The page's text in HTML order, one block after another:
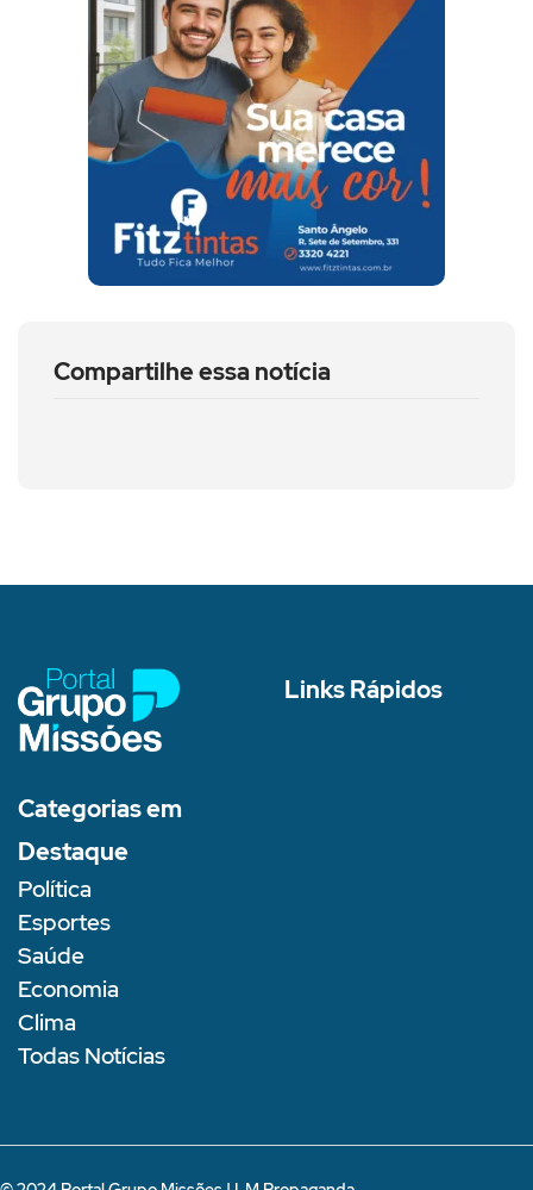
Compartilhe essa notícia
Links Rápidos
Categorias em
Destaque
Política
Esportes
Saúde
Economia
Clima
Todas Notícias